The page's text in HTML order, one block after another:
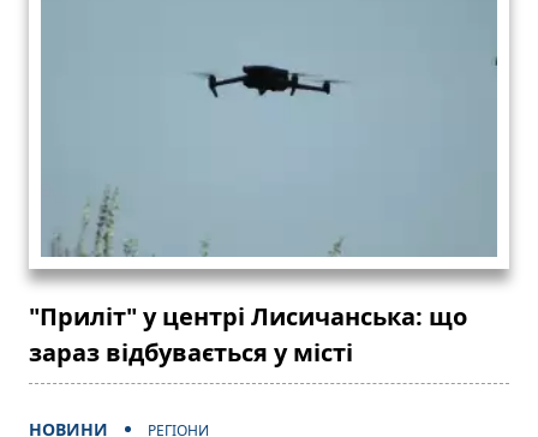
"Приліт" у центрі Лисичанська: що
зараз відбувається у місті
НОВИНИ
РЕГІОНИ